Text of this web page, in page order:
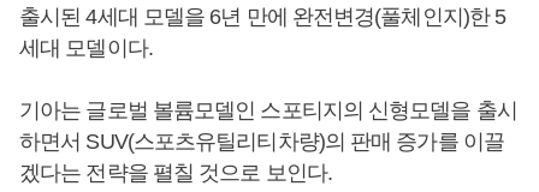
출시된 4세대 모델을 6년 만에 완전변경(풀체인지)한 5
세대 모델이다.
기아는 글로벌 볼륨모델인 스포티지의 신형모델을 출시
하면서 SUV(스포츠유틸리티차량)의 판매 증가를 이끌
겠다는 전략을 펼칠 것으로 보인다.